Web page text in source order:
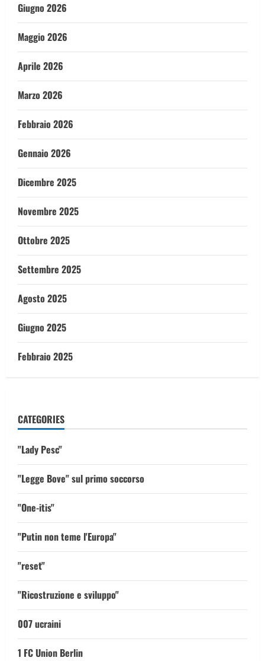
Giugno 2026
Maggio 2026
Aprile 2026
Marzo 2026
Febbraio 2026
Gennaio 2026
Dicembre 2025
Novembre 2025
Ottobre 2025
Settembre 2025
Agosto 2025
Giugno 2025
Febbraio 2025
CATEGORIES
"Lady Pesc"
"Legge Bove" sul primo soccorso
"One-itis"
"Putin non teme l'Europa"
"reset"
"Ricostruzione e sviluppo"
007 ucraini
1 FC Union Berlin